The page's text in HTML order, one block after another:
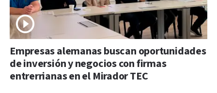
Empresas alemanas buscan oportunidades
de inversión y negocios con firmas
entrerrianas en el Mirador TEC